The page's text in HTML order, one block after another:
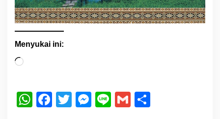
Menyukai ini:
u
a
W F T M Li G